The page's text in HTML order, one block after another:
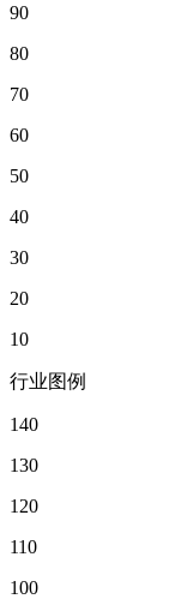
90
80
70
60
50
40
30
20
10
行业图例
140
130
120
110
100